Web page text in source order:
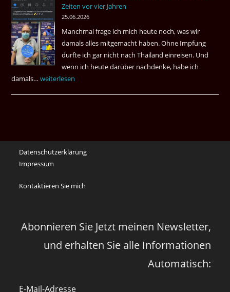
Zeiten vor vier Jahren
25.06.2026
Manchmal frage ich mich heute noch, was wir
damals alles mitgemacht haben. Ohne Impfung
durfte ich gar nicht nach Thailand einreisen. Und
wenn ich heute darüber nachdenke, habe ich
damals…Das
an
die
Corona
Zeiten
weiterlesen
Datenschutzerklärung
Impressum
Kontaktieren Sie mich
Abonnieren Sie Jetzt meinen Newsletter,
und erhalten Sie alle Informationen
Automatisch:
E-Mail-Adresse